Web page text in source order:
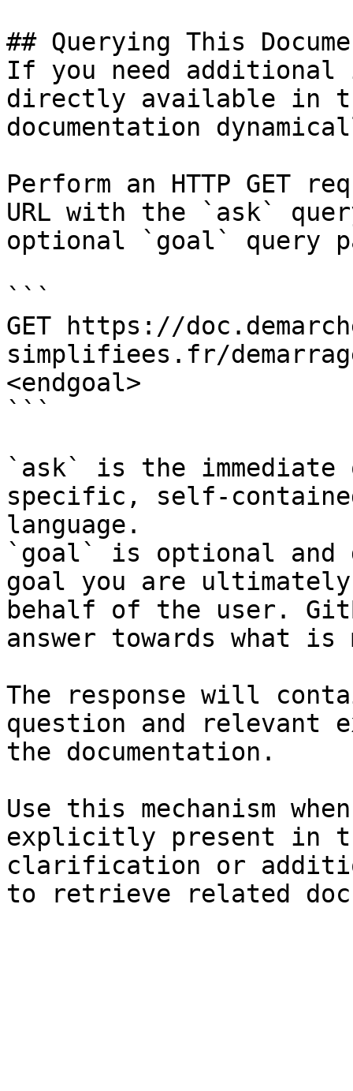
## Querying This
If you need
directly available in
documentation
Perform an HTTP GET
URL with the `ask`
optional `goal` query
```
GET https://
simplifiees.fr/
<endgoal>
```
`ask` is the
specific, self-
language.
`goal` is optional and
goal you are
behalf of the user.
answer towards what
The response will
question and relevant
the documentation.
Use this mechanism
explicitly present in
clarification or